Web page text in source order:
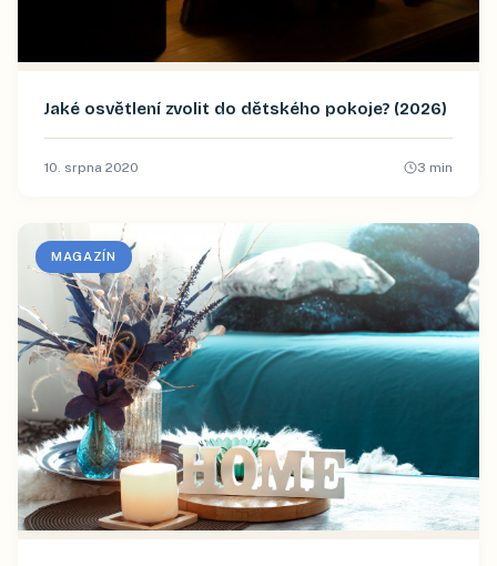
Jaké osvětlení zvolit do dětského pokoje? (2026)
10. srpna 2020 3 min
MAGAZÍN